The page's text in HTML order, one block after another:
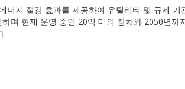
너지 절감 효과를 제공하여 유틸리티 및 규제 기
며 현재 운영 중인 20억 대의 장치와 2050년까
.